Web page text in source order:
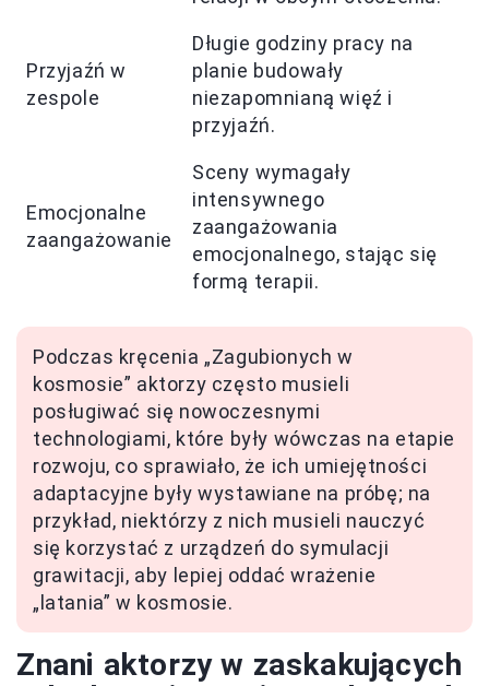
Przyjaźń w
zespole
Długie godziny pracy na
planie budowały
niezapomnianą więź i
przyjaźń.
Emocjonalne
zaangażowanie
Sceny wymagały
intensywnego
zaangażowania
emocjonalnego, stając się
formą terapii.
Podczas kręcenia „Zagubionych w
kosmosie” aktorzy często musieli
posługiwać się nowoczesnymi
technologiami, które były wówczas na etapie
rozwoju, co sprawiało, że ich umiejętności
adaptacyjne były wystawiane na próbę; na
przykład, niektórzy z nich musieli nauczyć
się korzystać z urządzeń do symulacji
grawitacji, aby lepiej oddać wrażenie
„latania” w kosmosie.
Znani aktorzy w zaskakujących